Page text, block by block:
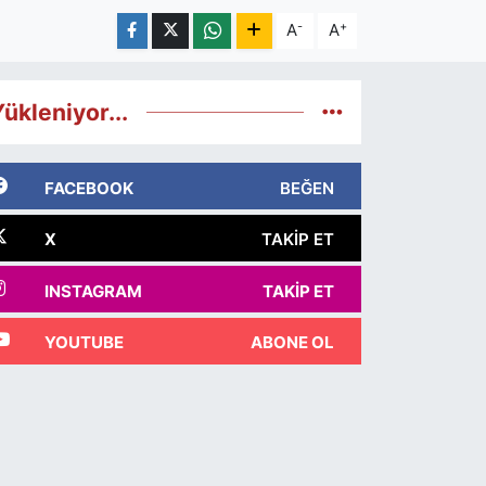
A- A+
FACEBOOK BEĞEN
X TAKIP ET
INSTAGRAM TAKIP ET
YOUTUBE ABONE OL